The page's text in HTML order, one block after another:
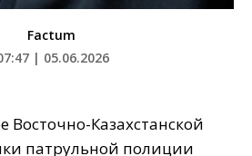
Factum
| 05.06.2026
Восточно-Казахстанской
патрульной полиции